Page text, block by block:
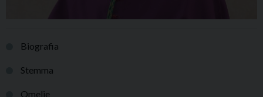
Biografia
Stemma
Omelie